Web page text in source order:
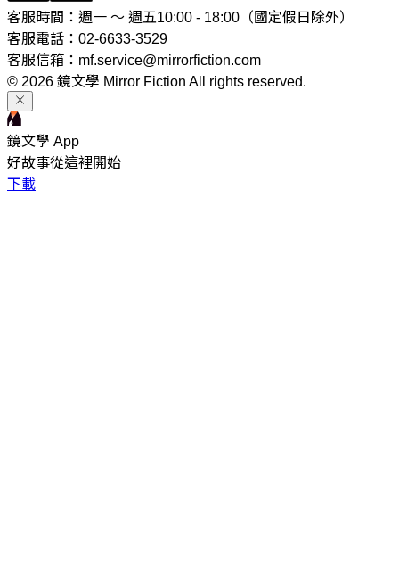
客服時間：週一 ～ 週五10:00 - 18:00（國定假日除外）
客服電話：02-6633-3529
客服信箱：mf.service@mirrorfiction.com
© 2026 鏡文學 Mirror Fiction All rights reserved.
鏡文學 App
好故事從這裡開始
下載